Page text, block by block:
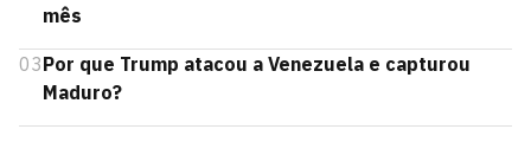
mês
03Por que Trump atacou a Venezuela e capturou
Maduro?